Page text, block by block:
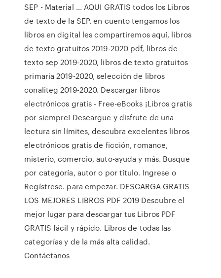
SEP - Material ... AQUI GRATIS todos los Libros
de texto de la SEP. en cuento tengamos los
libros en digital les compartiremos aquí, libros
de texto gratuitos 2019-2020 pdf, libros de
texto sep 2019-2020, libros de texto gratuitos
primaria 2019-2020, selección de libros
conaliteg 2019-2020. Descargar libros
electrónicos gratis - Free-eBooks ¡Libros gratis
por siempre! Descargue y disfrute de una
lectura sin límites, descubra excelentes libros
electrónicos gratis de ficción, romance,
misterio, comercio, auto-ayuda y más. Busque
por categoría, autor o por título. Ingrese o
Regístrese. para empezar. DESCARGA GRATIS
LOS MEJORES LIBROS PDF 2019 Descubre el
mejor lugar para descargar tus Libros PDF
GRATIS fácil y rápido. Libros de todas las
categorías y de la más alta calidad.
Contáctanos